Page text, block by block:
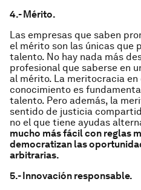
4.- Mérito.
Las empresas que saben
el mérito son las únicas que
talento. No hay nada más
profesional que saberse en
al mérito. La meritocracia en
conocimiento es
talento. Pero además, la
sentido de justicia
no el que tiene ayudas
mucho más fácil con reglas
democratizan las
arbitrarias.
5.- Innovación responsable.